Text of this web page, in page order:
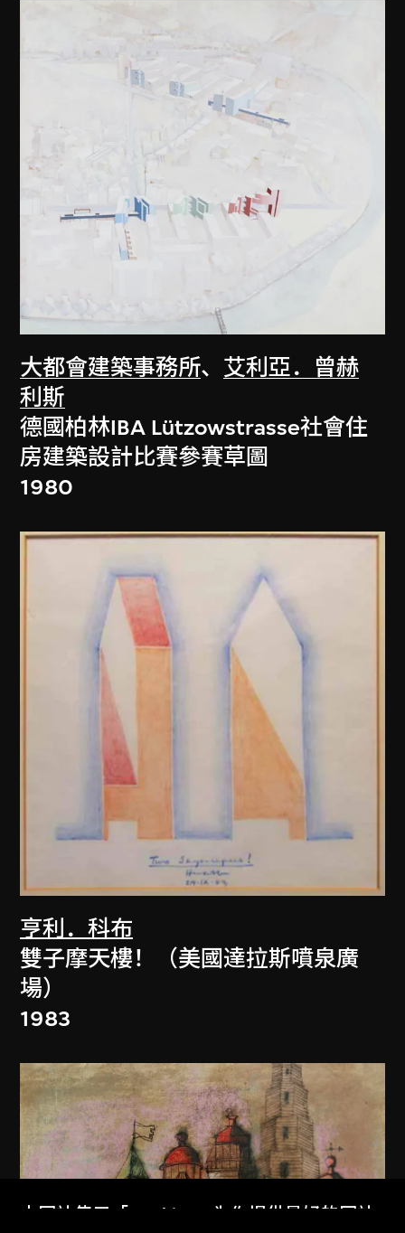
大都會建築事務所、 艾利亞．曾赫
利斯
德國柏林IBA Lützowstrasse社會住
房建築設計比賽參賽草圖
1980
亨利．科布
雙子摩天樓！（美國達拉斯噴泉廣
場）
1983
本网站使用「Cookies」为你提供最好的网站